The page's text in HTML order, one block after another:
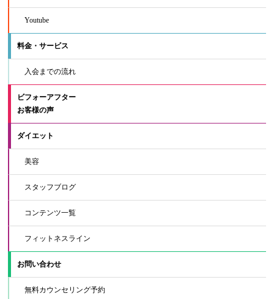
Youtube
料金・サービス
入会までの流れ
ビフォーアフター
お客様の声
ダイエット
美容
スタッフブログ
コンテンツ一覧
フィットネスライン
お問い合わせ
無料カウンセリング予約